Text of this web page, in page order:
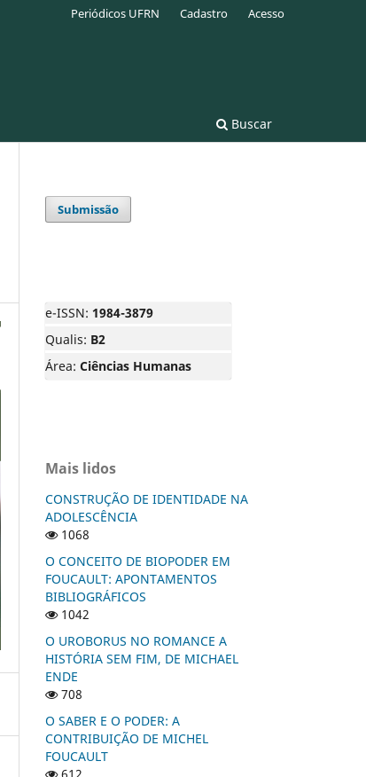
Buscar
Periódicos UFRN Cadastro Acesso
Submissão
e-ISSN: 1984-3879
Qualis: B2
Área: Ciências Humanas
Mais lidos
CONSTRUÇÃO DE IDENTIDADE NA
ADOLESCÊNCIA
1068
O CONCEITO DE BIOPODER EM
FOUCAULT: APONTAMENTOS
BIBLIOGRÁFICOS
1042
O UROBORUS NO ROMANCE A
HISTÓRIA SEM FIM, DE MICHAEL
ENDE
708
O SABER E O PODER: A
CONTRIBUIÇÃO DE MICHEL
FOUCAULT